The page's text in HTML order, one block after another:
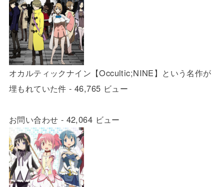
オカルティックナイン【Occultic;NINE】という名作が
埋もれていた件 - 46,765 ビュー
お問い合わせ - 42,064 ビュー